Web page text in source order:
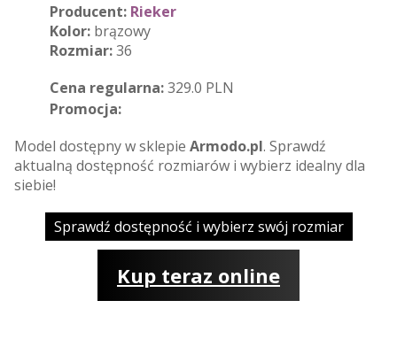
Producent: Rieker
Kolor: brązowy
Rozmiar:36
Cena regularna:329.0 PLN
Promocja:
Model dostępny w sklepie Armodo.pl. Sprawdź
aktualną dostępność rozmiarów i wybierz idealny dla
siebie!
Sprawdź dostępność i wybierz swój rozmiar
Kup teraz online